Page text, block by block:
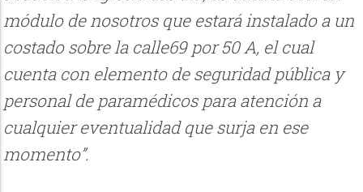
módulo de nosotros que estará instalado a un
costado sobre la calle69 por 50 A, el cual
cuenta con elemento de seguridad pública y
personal de paramédicos para atención a
cualquier eventualidad que surja en ese
momento”.